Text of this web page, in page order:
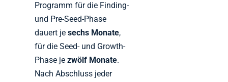
Programm für die Finding-
und Pre-Seed-Phase
dauert jesechs Monate,
für die Seed- und Growth-
Phase jezwölf Monate.
Nach Abschluss jeder